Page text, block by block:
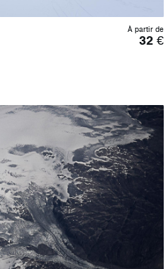
À partir de
32€